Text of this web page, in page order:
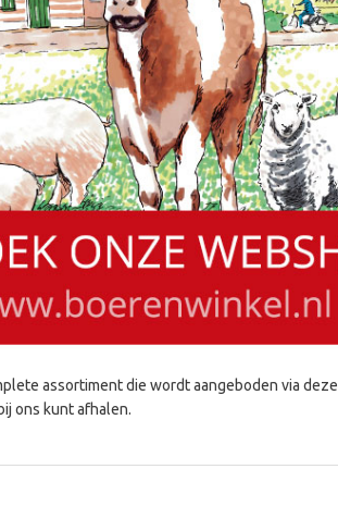
assortiment die wordt aangeboden via deze
ons kunt afhalen.